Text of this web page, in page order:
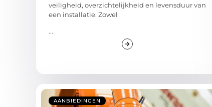
veiligheid, overzichtelijkheid en levensduur van
een installatie. Zowel
...
AANBIEDINGEN